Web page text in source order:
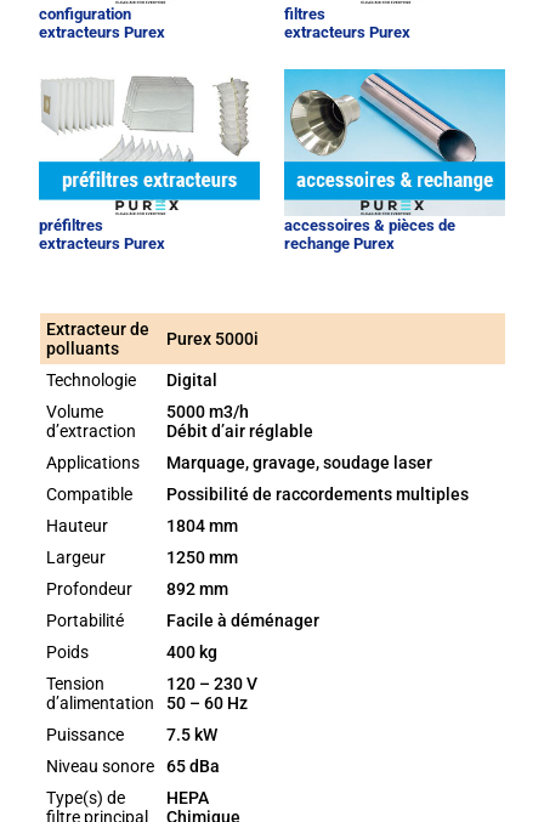
configuration
extracteurs Purex
filtres
extracteurs Purex
préfiltres
extracteurs Purex
accessoires & pièces de
rechange Purex
Extracteur de
polluants
Purex 5000i
Technologie
Digital
Volume
d’extraction
5000 m3/h
Débit d’air réglable
Applications
Marquage, gravage, soudage laser
Compatible
Possibilité de raccordements multiples
Hauteur
1804 mm
Largeur
1250 mm
Profondeur
892 mm
Portabilité
Facile à déménager
Poids
400 kg
Tension
d’alimentation
120 – 230 V
50 – 60 Hz
Puissance
7.5 kW
Niveau sonore
65 dBa
Type(s) de
filtre principal
HEPA
Chimique